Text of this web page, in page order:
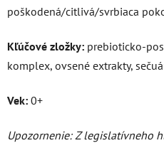
poškodená/citlivá/svrbiaca
Kľúčové zložky: prebioticko-
komplex, ovsené extrakty,
Vek: 0+
Upozornenie: Z legislatívneho